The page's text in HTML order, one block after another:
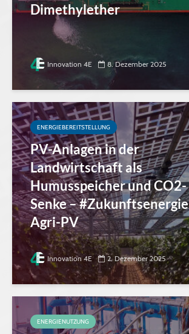
Dimethylether
Innovation 4E 8. Dezember 2025
ENERGIEBEREITSTELLUNG
PV-Anlagen in der
Landwirtschaft als
Humusspeicher und CO2-
Senke – #Zukunftsenergie
Agri-PV
Innovation 4E 2. Dezember 2025
ENERGIENUTZUNG